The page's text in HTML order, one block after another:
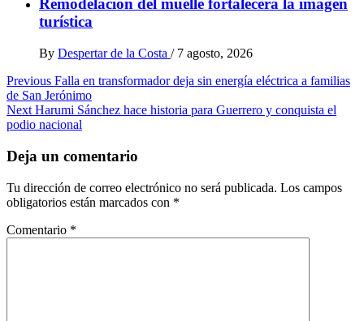
Remodelación del muelle fortalecerá la imagen
turística
By Despertar de la Costa / 7 agosto, 2026
Post
navigation
Previous Falla en transformador deja sin energía eléctrica a familias
de San Jerónimo
Next Harumi Sánchez hace historia para Guerrero y conquista el
podio nacional
Deja un comentario
Tu dirección de correo electrónico no será publicada. Los campos
obligatorios están marcados con *
Comentario *